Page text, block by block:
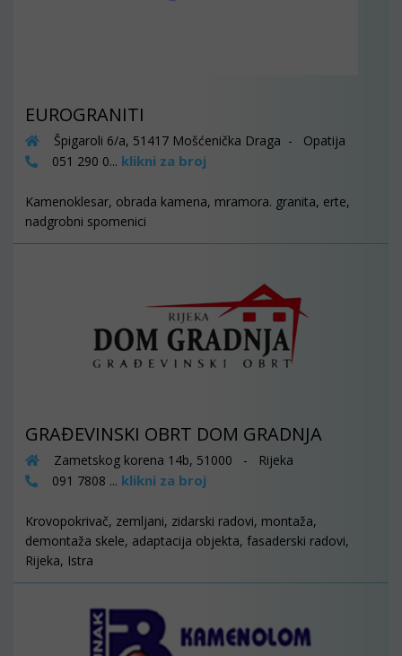
EUROGRANITI
Špigaroli 6/a, 51417 Mošćenička Draga - Opatija
051 290 0... klikni za broj
Kamenoklesar, obrada kamena, mramora. granita, erte,
nadgrobni spomenici
GRAĐEVINSKI OBRT DOM GRADNJA
Zametskog korena 14b, 51000 - Rijeka
091 7808 ... klikni za broj
Krovopokrivač, zemljani, zidarski radovi, montaža,
demontaža skele, adaptacija objekta, fasaderski radovi,
Rijeka, Istra